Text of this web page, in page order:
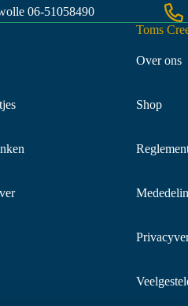
06-51058490
Toms
Over ons
Shop